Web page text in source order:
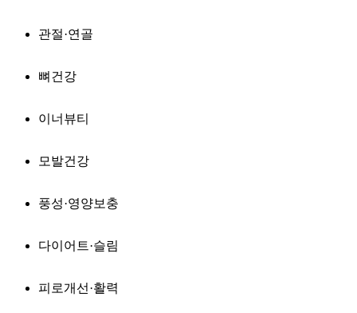
관절·연골
뼈건강
이너뷰티
모발건강
풍성·영양보충
다이어트·슬림
피로개선·활력